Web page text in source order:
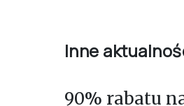
Inne
90% rabatu